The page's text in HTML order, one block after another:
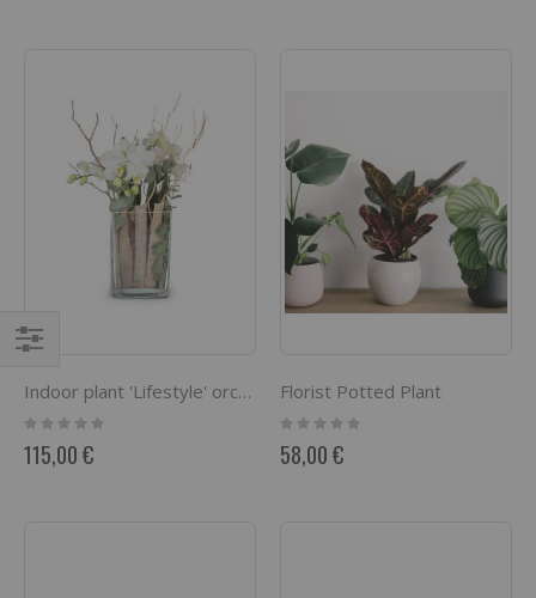
Indoor plant 'Lifestyle' orchid in vase
Rating:
0%
115,00 €
Florist Potted Plant
Rating:
0%
58,00 €
por